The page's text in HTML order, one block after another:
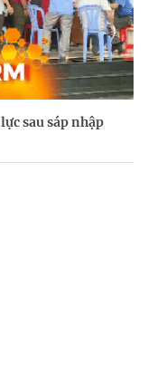
sau sáp nhập